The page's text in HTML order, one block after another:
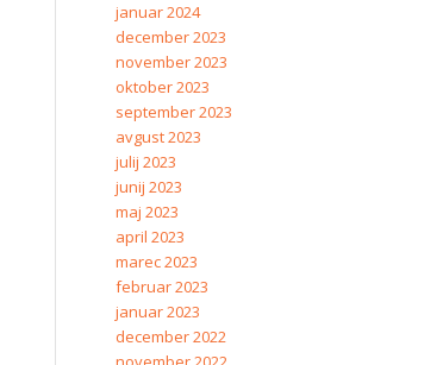
januar 2024
december 2023
november 2023
oktober 2023
september 2023
avgust 2023
julij 2023
junij 2023
maj 2023
april 2023
marec 2023
februar 2023
januar 2023
december 2022